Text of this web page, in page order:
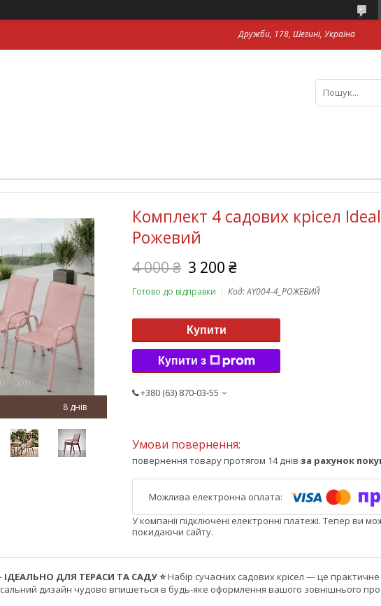
Дружби, 178, Шегині, Україна
8 днів
Комплект 4 садових крісел
Рожевий
4 000 ₴ 3 200 ₴
Готово до відправки Код:AY004-4_РОЖЕВИЙ
Купити
Купити з
+380 (63) 870-03-55
повернення товару протягом 14 днів за рахунок
У компанії підключені електронні платежі. Тепер ви
покидаючи сайту.
ІДЕАЛЬНО ДЛЯ ТЕРАСИ ТА САДУ ⭐Набір сучасних садових крісел — це
дизайн чудово впишеться в будь-яке оформлення вашого зовнішнього